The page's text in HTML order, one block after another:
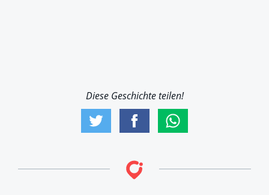
Diese Geschichte teilen!